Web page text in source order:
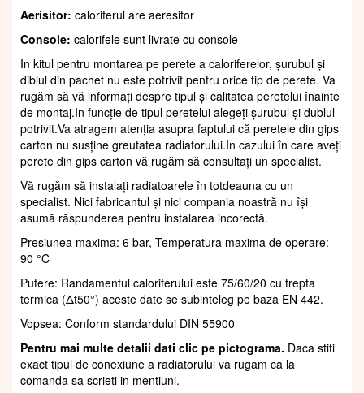
Aerisitor: caloriferul are aeresitor
Console: calorifele sunt livrate cu console
In kitul pentru montarea pe perete a caloriferelor, șurubul și
diblul din pachet nu este potrivit pentru orice tip de perete. Va
rugăm să vă informați despre tipul și calitatea peretelui înainte
de montaj.In funcție de tipul peretelui alegeți șurubul și dublul
potrivit.Va atragem atenția asupra faptului că peretele din gips
carton nu susține greutatea radiatorului.In cazului în care aveți
perete din gips carton vă rugăm să consultați un specialist.
Vă rugăm să instalați radiatoarele în totdeauna cu un
specialist. Nici fabricantul și nici compania noastră nu își
asumă răspunderea pentru instalarea incorectă.
Presiunea maxima: 6 bar, Temperatura maxima de operare:
90 °C
Putere: Randamentul caloriferului este 75/60/20 cu trepta
termica (Δt50°) aceste date se subinteleg pe baza EN 442.
Vopsea: Conform standardului DIN 55900
Pentru mai multe detalii dati clic pe pictograma. Daca stiti
exact tipul de conexiune a radiatorului va rugam ca la
comanda sa scrieti in mentiuni.